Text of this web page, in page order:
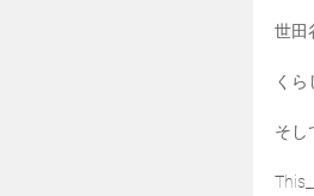
世田
くら
そし